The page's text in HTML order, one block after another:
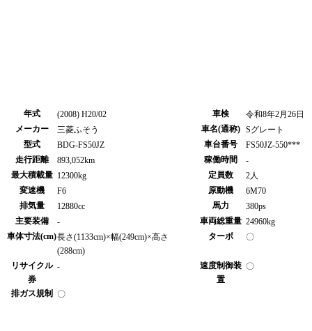
年式 (2008) H20/02 車検
令和8年2月26日
メーカー
三菱ふそう 車名(通称)
Sグレート
型式
BDG-FS50JZ 車台番号
FS50JZ-550***
走行距離
893,052km 稼働時間
-
最大積載量 12300kg 定員数
2人
変速機
F6 原動機
6M70
排気量
12880cc 馬力
380ps
主要装備
- 車両総重量 24960kg
車体寸法(cm)長さ(1133cm)×幅(249cm)×高さ
(288cm)
ターボ 〇
リサイクル
券
-
速度制御装
置
〇
排ガス規制 〇